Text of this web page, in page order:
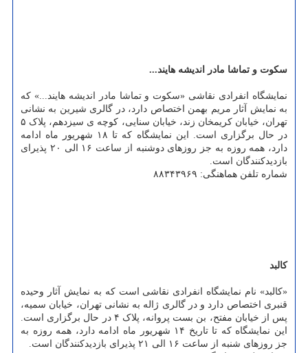
سکوت و تماشا مادر اندیشه هایند...
نمایشگاه انفرادی نقاشی «سکوت و تماشا مادر اندیشه هایند...» که
به نمایش آثار مریم بهمن اختصاص دارد، در گالری شیرین به نشانی
تهران، خیابان کریمخان زند، خیابان سنایی، کوچه ی سیزدهم، پلاک ۵
در حال برگزاری است. این نمایشگاه که تا ۱۸ شهریور ماه ادامه
دارد، همه روزه به جز روزهای دوشنبه از ساعت ۱۶ الی ۲۰ پذیرای
بازدیدکنندگان است.
شماره تلفن هماهنگی: ۸۸۳۴۳۹۶۹
کالبد
«کالبد» نام نمایشگاه انفرادی نقاشی است که به نمایش آثار وحیده
قنبری اختصاص دارد و در گالری ژاله به نشانی تهران، خیابان سمیه،
پس از خیابان مفتح، بن بست پروانه، پلاک ۴ در حال برگزاری است.
این نمایشگاه که تا تاریخ ۱۴ شهریور ماه ادامه دارد، همه روزه به
جز روزهای شنبه از ساعت ۱۶ الی ۲۱ پذیرای بازدیدکنندگان است.